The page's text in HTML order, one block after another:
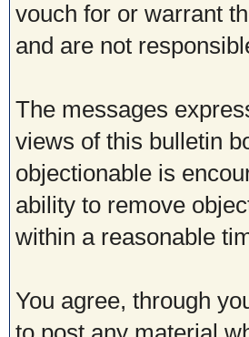
vouch for or warrant
and are not
The messages
views of this bulletin
objectionable is
ability to remove
within a reasonable
You agree, through